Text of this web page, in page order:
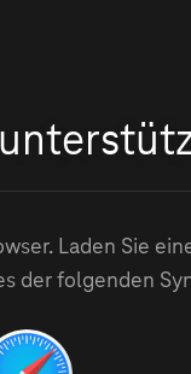
Laden Sie
der folgenden